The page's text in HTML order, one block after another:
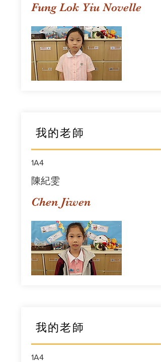
Fung Lok Yiu Novelle
我的老師
1A4
陳紀雯
Chen Jiwen
我的老師
1A4